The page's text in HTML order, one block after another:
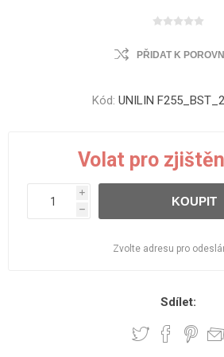
PŘIDAT K
Kód: UNILIN
Volat pro
i
h
KOUPIT
Zvolte adresu pro
Sdílet: